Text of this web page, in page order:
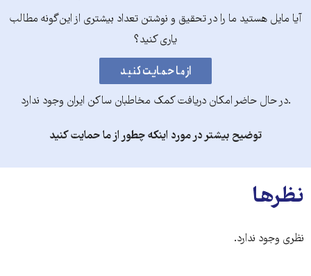
آیا مایل هستید ما را در تحقیق و نوشتن تعداد بیشتری از این‌گونه مطالب
یاری کنید؟
.در حال حاضر امکان دریافت کمک مخاطبان ساکن ایران وجود ندارد
توضیح بیشتر در مورد اینکه چطور از ما حمایت کنید
نظرها
نظری وجود ندارد.